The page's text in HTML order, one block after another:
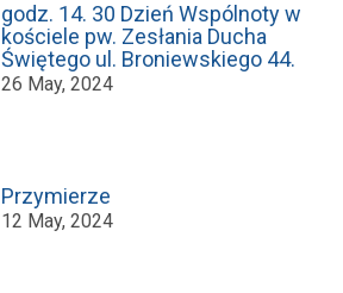
godz. 14. 30 Dzień Wspólnoty w
kościele pw. Zesłania Ducha
Świętego ul. Broniewskiego 44.
26 May, 2024
Przymierze
12 May, 2024